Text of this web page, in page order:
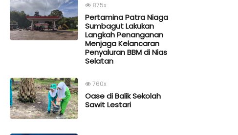
875x
Pertamina Patra Niaga
Sumbagut Lakukan
Langkah Penanganan
Menjaga Kelancaran
Penyaluran BBM di Nias
Selatan
760x
Oase di Balik Sekolah
Sawit Lestari